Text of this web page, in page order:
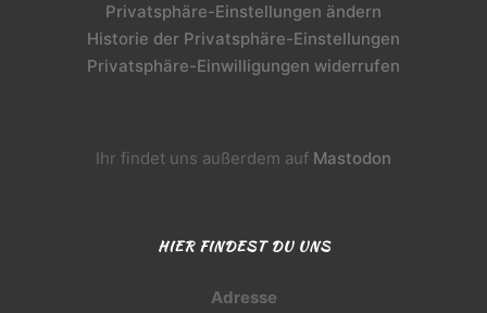
Privatsphäre-Einstellungen ändern
Historie der Privatsphäre-Einstellungen
Privatsphäre-Einwilligungen widerrufen
Ihr findet uns außerdem auf Mastodon
HIER FINDEST DU UNS
Adresse